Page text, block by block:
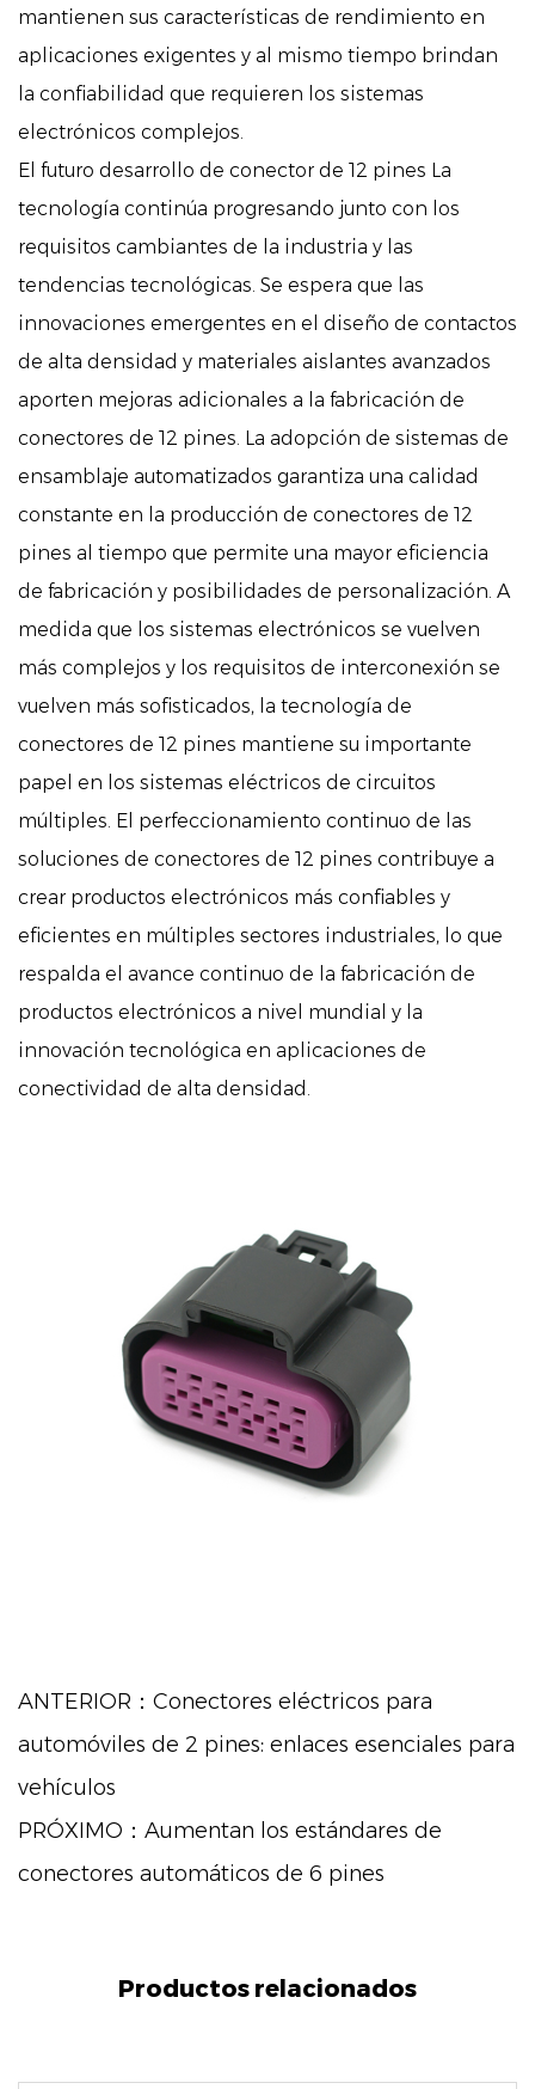
mantienen sus características de rendimiento en
aplicaciones exigentes y al mismo tiempo brindan
la confiabilidad que requieren los sistemas
electrónicos complejos.
El futuro desarrollo de conector de 12 pines La
tecnología continúa progresando junto con los
requisitos cambiantes de la industria y las
tendencias tecnológicas. Se espera que las
innovaciones emergentes en el diseño de contactos
de alta densidad y materiales aislantes avanzados
aporten mejoras adicionales a la fabricación de
conectores de 12 pines. La adopción de sistemas de
ensamblaje automatizados garantiza una calidad
constante en la producción de conectores de 12
pines al tiempo que permite una mayor eficiencia
de fabricación y posibilidades de personalización. A
medida que los sistemas electrónicos se vuelven
más complejos y los requisitos de interconexión se
vuelven más sofisticados, la tecnología de
conectores de 12 pines mantiene su importante
papel en los sistemas eléctricos de circuitos
múltiples. El perfeccionamiento continuo de las
soluciones de conectores de 12 pines contribuye a
crear productos electrónicos más confiables y
eficientes en múltiples sectores industriales, lo que
respalda el avance continuo de la fabricación de
productos electrónicos a nivel mundial y la
innovación tecnológica en aplicaciones de
conectividad de alta densidad.
ANTERIOR：Conectores eléctricos para
automóviles de 2 pines: enlaces esenciales para
vehículos
PRÓXIMO：Aumentan los estándares de
conectores automáticos de 6 pines
Productos relacionados